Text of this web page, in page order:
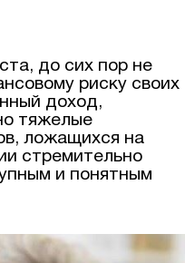
до сих пор не
риску своих
доход,
тяжелые
ложащихся на
стремительно
и понятным